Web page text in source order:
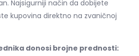
Najsigurniji način da dobijete
kupovina direktno na zvaničnoj
donosi brojne prednosti: